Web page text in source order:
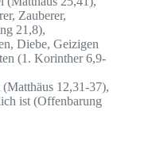
Zauberer,
21,8),
Diebe, Geizigen
(1. Korinther 6,9-
12,31-37),
ist (Offenbarung